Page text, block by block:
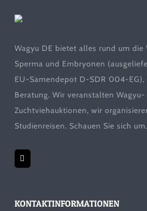
Wagyu DE bietet alles rund um die
Sperma und Embryonen
EU-Samendepot D-SDR 004-EG),
Beratung. Wir veranstalten Wagyu-
Zuchtviehauktionen, wir
Studienreisen. Schauen Sie sich um.
KONTAKTINFORMATIONEN